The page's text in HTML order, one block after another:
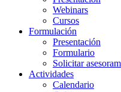
Webinars
Cursos
Formulación
Presentación
Formulario
Solicitar
Actividades
Calendario